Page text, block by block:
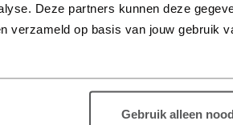
Deze partners kunnen deze
verzameld op basis van jouw gebruik
Gebruik alleen
Aanmelden